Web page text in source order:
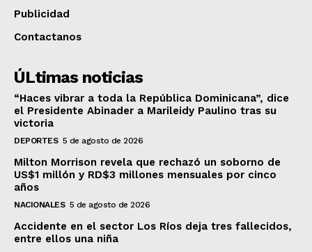
Publicidad
Contactanos
ÚLtimas noticias
“Haces vibrar a toda la República Dominicana”, dice
el Presidente Abinader a Marileidy Paulino tras su
victoria
DEPORTES 5 de agosto de 2026
Milton Morrison revela que rechazó un soborno de
US$1 millón y RD$3 millones mensuales por cinco
años
NACIONALES 5 de agosto de 2026
Accidente en el sector Los Ríos deja tres fallecidos,
entre ellos una niña